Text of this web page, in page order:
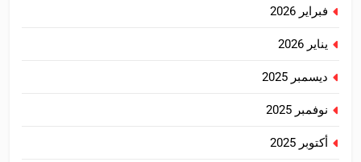
فبراير 2026
يناير 2026
ديسمبر 2025
نوفمبر 2025
أكتوبر 2025